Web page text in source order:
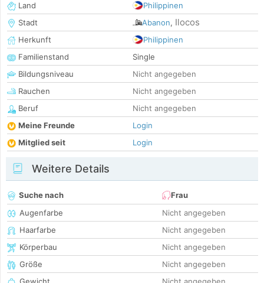
Land
Philippinen
Stadt
Abanon, Ilocos
Herkunft
Philippinen
Familienstand
Single
Bildungsniveau
Nicht angegeben
Rauchen
Nicht angegeben
Beruf
Nicht angegeben
Meine Freunde
Login
Mitglied seit
Login
Weitere Details
Suche nach
Frau
Augenfarbe
Nicht angegeben
Haarfarbe
Nicht angegeben
Körperbau
Nicht angegeben
Größe
Nicht angegeben